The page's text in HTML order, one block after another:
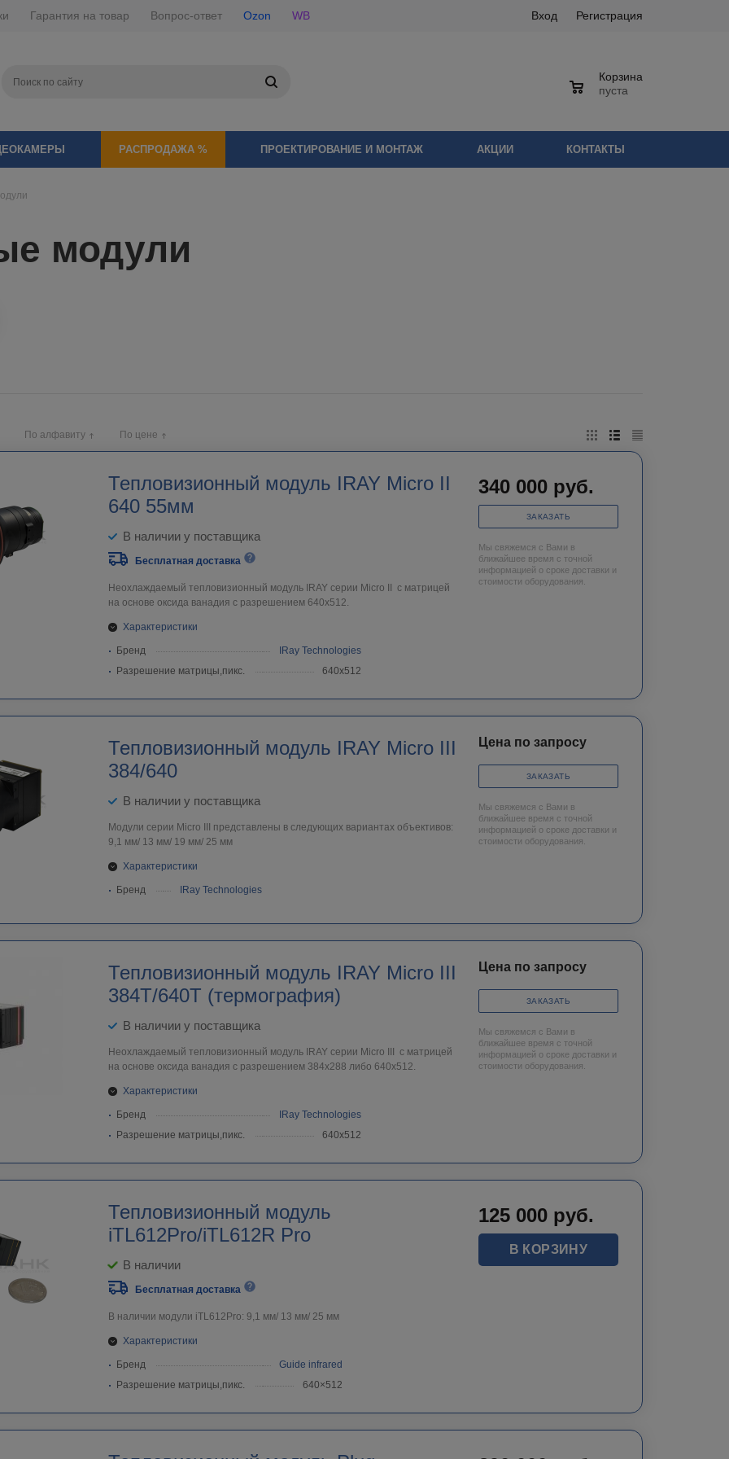
Гарантия на товар Вопрос-ответ Ozon WB Вход Регистрация
Корзина
пуста
РАСПРОДАЖА % ПРОЕКТИРОВАНИЕ И МОНТАЖ АКЦИИ КОНТАКТЫ
модули
По алфавиту По цене
Тепловизионный модуль IRAY Micro II
640 55мм
В наличии у поставщика
Бесплатная доставка
Неохлаждаемый тепловизионный модуль IRAY серии Micro II c матрицей
на основе оксида ванадия с разрешением 640х512.
Характеристики
Бренд
IRay Technologies
Разрешение матрицы,пикс.
640х512
340 000 руб.
ЗАКАЗАТЬ
Мы свяжемся с Вами в
ближайшее время с точной
информацией о сроке доставки и
стоимости оборудования.
Тепловизионный модуль IRAY Micro III
384/640
В наличии у поставщика
Модули серии Micro III представлены в следующих вариантах объективов:
9,1 мм/ 13 мм/ 19 мм/ 25 мм
Характеристики
Бренд IRay Technologies
Цена по запросу
ЗАКАЗАТЬ
Мы свяжемся с Вами в
ближайшее время с точной
информацией о сроке доставки и
стоимости оборудования.
Тепловизионный модуль IRAY Micro III
384T/640T (термография)
В наличии у поставщика
Неохлаждаемый тепловизионный модуль IRAY серии Micro III c матрицей
на основе оксида ванадия с разрешением 384х288 либо 640х512.
Характеристики
Бренд
IRay Technologies
Разрешение матрицы,пикс.
640х512
Цена по запросу
ЗАКАЗАТЬ
Мы свяжемся с Вами в
ближайшее время с точной
информацией о сроке доставки и
стоимости оборудования.
Тепловизионный модуль
iTL612Pro/iTL612R Pro
В наличии
Бесплатная доставка
В наличии модули iTL612Pro: 9,1 мм/ 13 мм/ 25 мм
Характеристики
Бренд
Guide infrared
Разрешение матрицы,пикс.
640×512
125 000 руб.
В КОРЗИНУ